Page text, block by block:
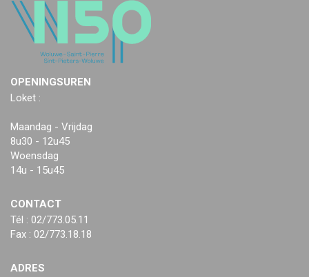
OPENINGSUREN
Loket :
Maandag - Vrijdag
8u30 - 12u45
Woensdag
14u - 15u45
CONTACT
Tél : 02/773.05.11
Fax : 02/773.18.18
ADRES